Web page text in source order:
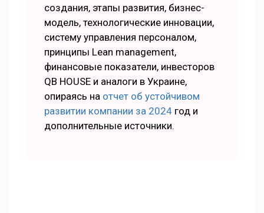
создания, этапы развития, бизнес-
модель, технологические инновации,
систему управления персоналом,
принципы Lean management,
финансовые показатели, инвесторов
QB HOUSE и аналоги в Украине,
опираясь на отчет об устойчивом
развитии компании за 2024 год и
дополнительные источники.